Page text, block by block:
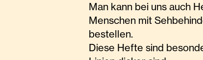
Man kann bei uns auch
Menschen mit
bestellen.
Diese Hefte sind